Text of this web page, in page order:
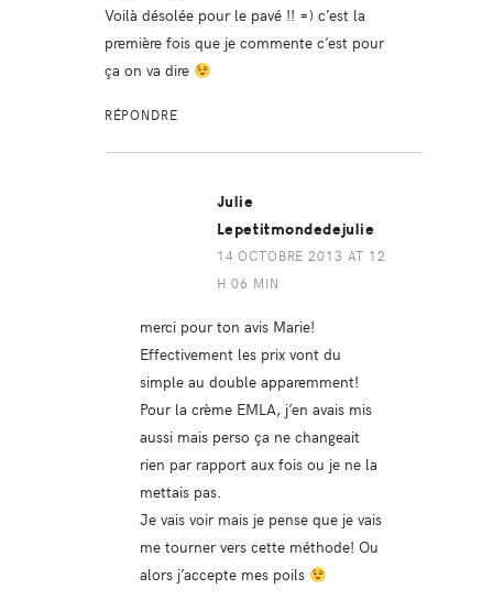
Voilà désolée pour le pavé !! =) c’est la
première fois que je commente c’est pour
ça on va dire
RÉPONDRE
Julie
Lepetitmondedejulie
14 OCTOBRE 2013 AT 12
H 06 MIN
merci pour ton avis Marie!
Effectivement les prix vont du
simple au double apparemment!
Pour la crème EMLA, j’en avais mis
aussi mais perso ça ne changeait
rien par rapport aux fois ou je ne la
mettais pas.
Je vais voir mais je pense que je vais
me tourner vers cette méthode! Ou
alors j’accepte mes poils